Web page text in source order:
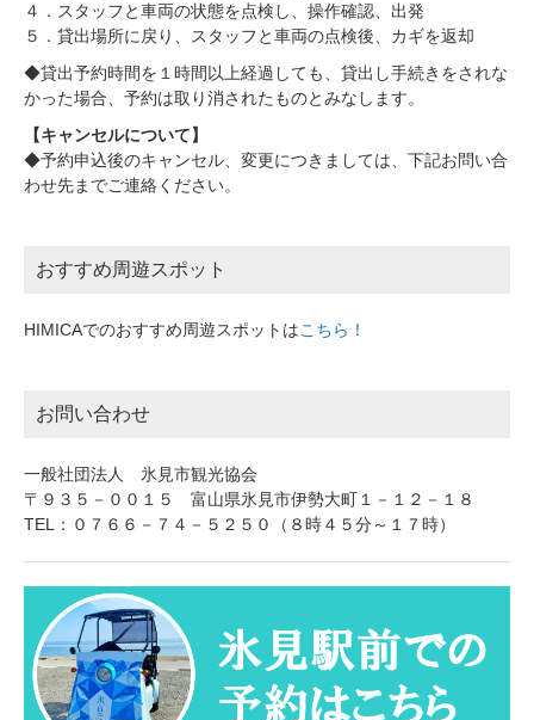
４．スタッフと車両の状態を点検し、操作確認、出発
５．貸出場所に戻り、スタッフと車両の点検後、カギを返却
◆貸出予約時間を１時間以上経過しても、貸出し手続きをされな
かった場合、予約は取り消されたものとみなします。
【キャンセルについて】
◆予約申込後のキャンセル、変更につきましては、下記お問い合
わせ先までご連絡ください。
おすすめ周遊スポット
HIMICAでのおすすめ周遊スポットはこちら！
お問い合わせ
一般社団法人 氷見市観光協会
〒９３５－００１５ 富山県氷見市伊勢大町１－１２－１８
TEL：０７６６－７４－５２５０（８時４５分～１７時）